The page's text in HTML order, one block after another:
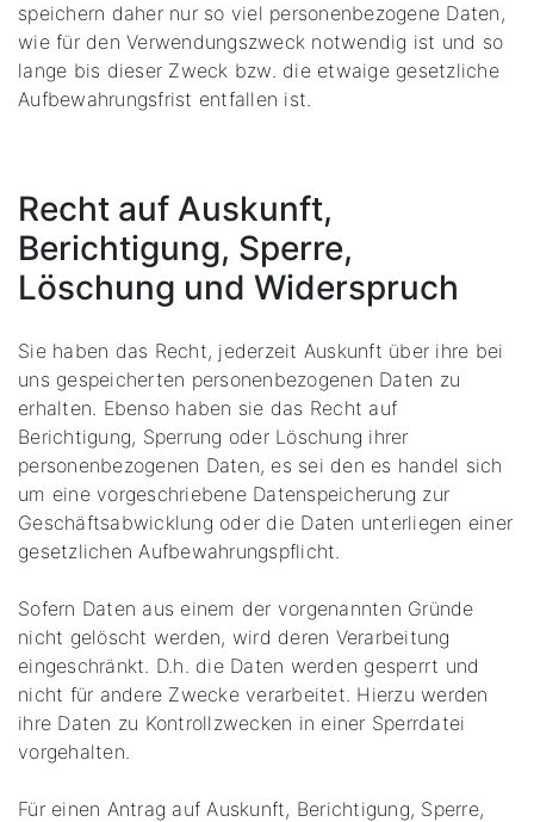
speichern daher nur so viel personenbezogene Daten,
wie für den Verwendungszweck notwendig ist und so
lange bis dieser Zweck bzw. die etwaige gesetzliche
Aufbewahrungsfrist entfallen ist.
Recht auf Auskunft,
Berichtigung, Sperre,
Löschung und Widerspruch
Sie haben das Recht, jederzeit Auskunft über ihre bei
uns gespeicherten personenbezogenen Daten zu
erhalten. Ebenso haben sie das Recht auf
Berichtigung, Sperrung oder Löschung ihrer
personenbezogenen Daten, es sei den es handel sich
um eine vorgeschriebene Datenspeicherung zur
Geschäftsabwicklung oder die Daten unterliegen einer
gesetzlichen Aufbewahrungspflicht.
Sofern Daten aus einem der vorgenannten Gründe
nicht gelöscht werden, wird deren Verarbeitung
eingeschränkt. D.h. die Daten werden gesperrt und
nicht für andere Zwecke verarbeitet. Hierzu werden
ihre Daten zu Kontrollzwecken in einer Sperrdatei
vorgehalten.
Für einen Antrag auf Auskunft, Berichtigung, Sperre,